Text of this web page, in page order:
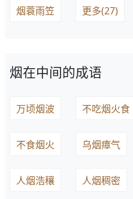
烟蓑雨笠 更多(27)
烟在中间的成语
万顷烟波 不吃烟火食
不食烟火 乌烟瘴气
人烟浩穰 人烟稠密